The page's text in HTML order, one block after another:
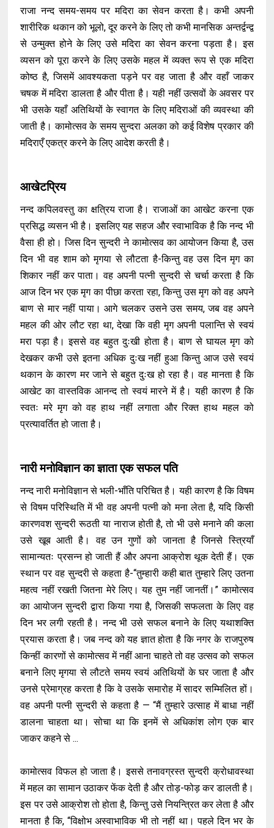
राजा नन्द समय-समय पर मदिरा का सेवन करता है। कभी अपनी
शारीरिक थकान को भूलो, दूर करने के लिए तो कभी मानसिक अन्तर्द्वन्द्व
से उन्मुक्त होने के लिए उसे मदिरा का सेवन करना पड़ता है। इस
व्यसन को पूरा करने के लिए उसके महल में व्यक्त रूप से एक मदिरा
कोष्ठ है, जिसमें आवश्यकता पड़ने पर वह जाता है और वहाँ जाकर
चषक में मदिरा डालता है और पीता है। यही नहीं उत्सवों के अवसर पर
भी उसके यहाँ अतिथियों के स्वागत के लिए मदिराओं की व्यवस्था की
जाती है। कामोत्सव के समय सुन्दरा अलका को कई विशेष प्रकार की
मदिराएँ एकत्र करने के लिए आदेश करती है।
आखेटप्रिय
नन्द कपिलवस्तु का क्षत्रिय राजा है। राजाओं का आखेट करना एक
प्रसिद्ध व्यसन भी है। इसलिए यह सहज और स्वाभाविक है कि नन्द भी
वैसा ही हो। जिस दिन सुन्दरी ने कामोत्सव का आयोजन किया है, उस
दिन भी वह शाम को मृगया से लौटता है-किन्तु वह उस दिन मृग का
शिकार नहीं कर पाता। वह अपनी पत्नी सुन्दरी से चर्चा करता है कि
आज दिन भर एक मृग का पीछा करता रहा, किन्तु उस मृग को वह अपने
बाण से मार नहीं पाया। आगे चलकर उसने उस समय, जब वह अपने
महल की ओर लौट रहा था, देखा कि वही मृग अपनी पलान्ति से स्वयं
मरा पड़ा है। इससे वह बहुत दुःखी होता है। बाण से घायल मृग को
देखकर कभी उसे इतना अधिक दुःख नहीं हुआ किन्तु आज उसे स्वयं
थकान के कारण मर जाने से बहुत दुःख हो रहा है। वह मानता है कि
आखेट का वास्तविक आनन्द तो स्वयं मारने में है। यही कारण है कि
स्वतः मरे मृग को वह हाथ नहीं लगाता और रिक्त हाथ महल को
प्रत्यावर्तित हो जाता है।
नारी मनोविज्ञान का ज्ञाता एक सफल पति
नन्द नारी मनोविज्ञान से भली-भाँति परिचित है। यही कारण है कि विषम
से विषम परिस्थिति में भी वह अपनी पत्नी को मना लेता है, यदि किसी
कारणवश सुन्दरी रूठती या नाराज होती है, तो भी उसे मनाने की कला
उसे खूब आती है। वह उन गुणों को जानता है जिनसे स्त्रियाँ
सामान्यतः प्रसन्न हो जाती हैं और अपना आक्रोश थूक देती हैं। एक
स्थान पर वह सुन्दरी से कहता है-“तुम्हारी कही बात तुम्हारे लिए उतना
महत्व नहीं रखती जितना मेरे लिए। यह तुम नहीं जानतीं।” कामोत्सव
का आयोजन सुन्दरी द्वारा किया गया है, जिसकी सफलता के लिए वह
दिन भर लगी रहती है। नन्द भी उसे सफल बनाने के लिए यथाशक्ति
प्रयास करता है। जब नन्द को यह ज्ञात होता है कि नगर के राजपुरुष
किन्हीं कारणों से कामोत्सव में नहीं आना चाहते तो वह उत्सव को सफल
बनाने लिए मृगया से लौटते समय स्वयं अतिथियों के घर जाता है और
उनसे प्रेमाग्रह करता है कि वे उसके समारोह में सादर सम्मिलित हों।
वह अपनी पत्नी सुन्दरी से कहता है — “मैं तुम्हारे उत्साह में बाधा नहीं
डालना चाहता था। सोचा था कि इनमें से अधिकांश लोग एक बार
जाकर कहने से ...
कामोत्सव विफल हो जाता है। इससे तनावग्रस्त सुन्दरी क्रोधावस्था
में महल का सामान उठाकर फेंक देती है और तोड़-फोड़ कर डालती है।
इस पर उसे आक्रोश तो होता है, किन्तु उसे नियन्त्रित कर लेता है और
मानता है कि, “विक्षोभ अस्वाभाविक भी तो नहीं था। पहले दिन भर के